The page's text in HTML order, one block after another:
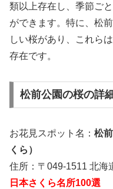
類以上存在し、季節ご
ができます。特に、松
しい桜があり、これら
存在です。
松前公園の桜の詳
お花見スポット名： 松
くら）
住所：〒049-1511 北海
日本さくら名所100選